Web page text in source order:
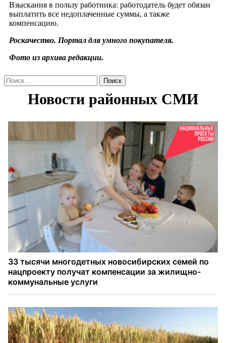
Взыскания в пользу работника: работодатель будет обязан
выплатить все недоплаченные суммы, а также
компенсацию.
Роскачество. Портал для умного покупателя.
Фото из архива редакции.
Найти: